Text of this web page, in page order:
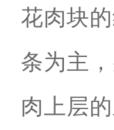
花肉块
条为主
肉上层